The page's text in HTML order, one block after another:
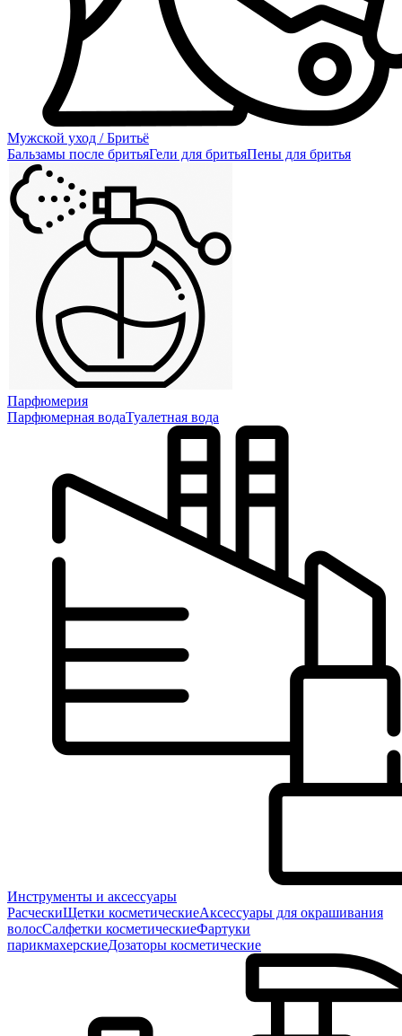
Мужской уход / Бритьё
Бальзамы после бритьяГели для бритьяПены для бритья
Парфюмерия
Парфюмерная водаТуалетная вода
Инструменты и аксессуары
РасческиЩетки косметическиеАксессуары для окрашивания
волосСалфетки косметическиеФартуки
парикмахерскиеДозаторы косметические